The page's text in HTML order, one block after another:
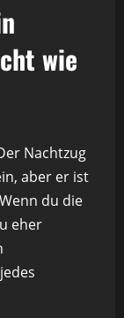
wie
Nachtzug
aber er ist
du die
eher